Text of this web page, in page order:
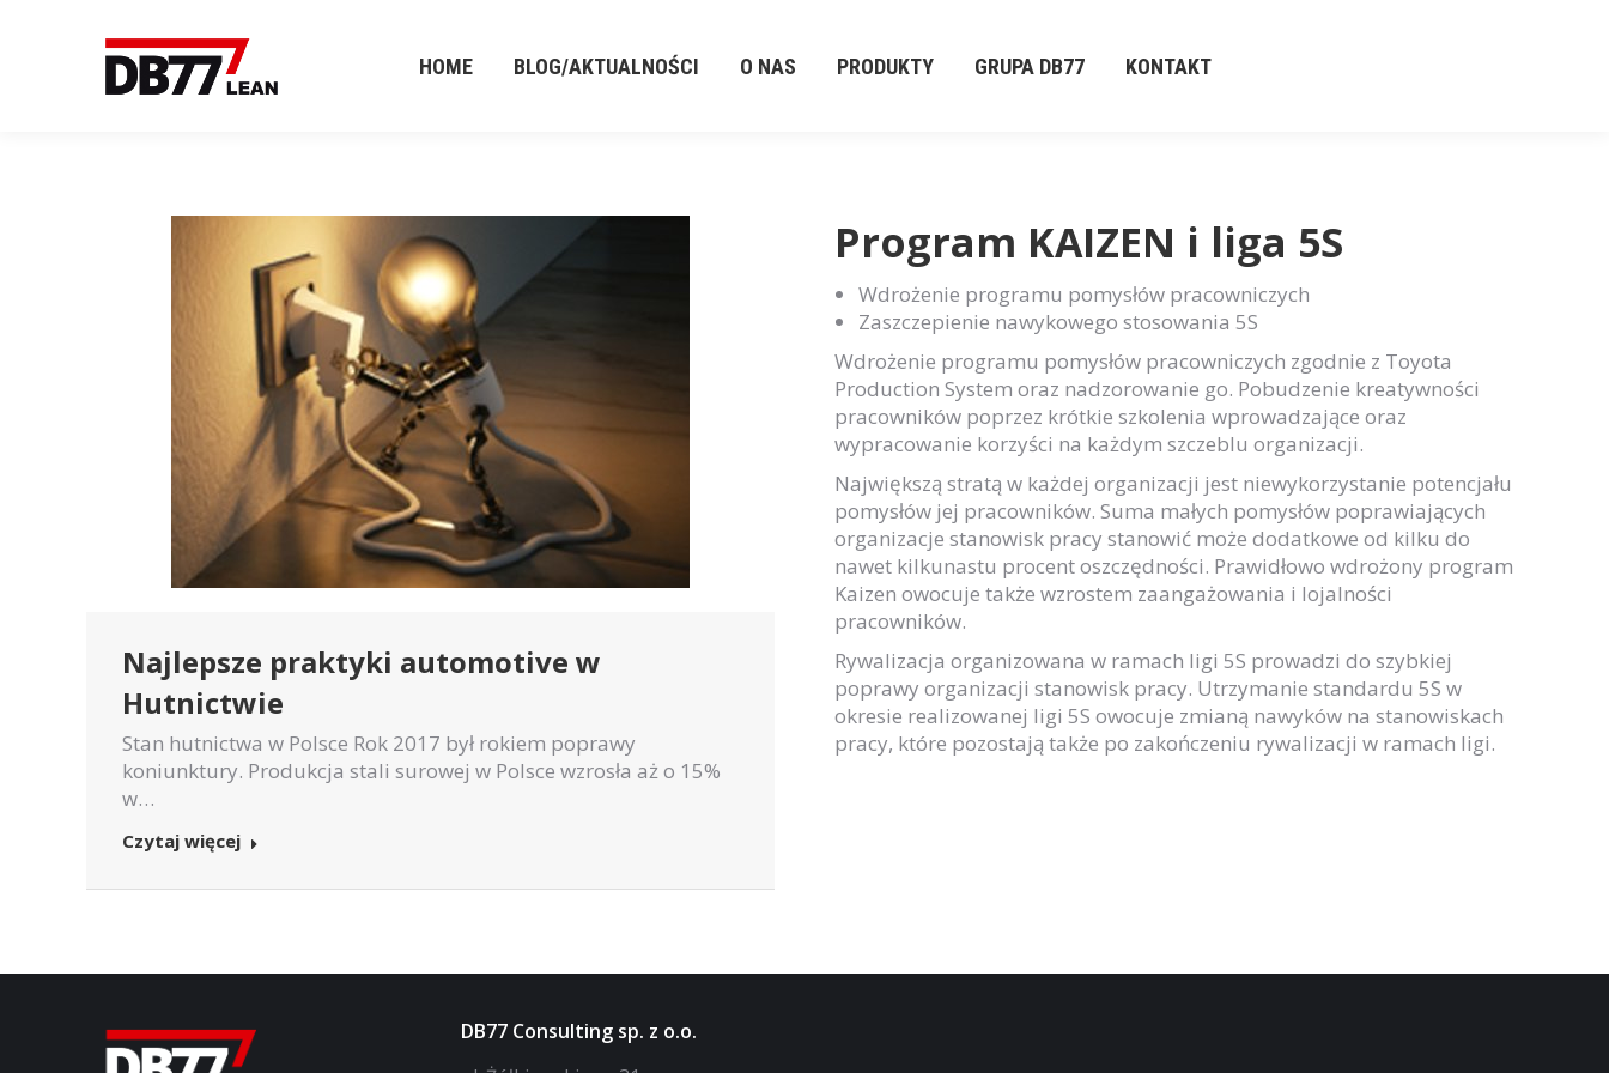
HOME BLOG/AKTUALNOŚCI O NAS PRODUKTY GRUPA DB77 KONTAKT
Najlepsze praktyki automotive w
Hutnictwie
Stan hutnictwa w Polsce Rok 2017 był rokiem poprawy
koniunktury. Produkcja stali surowej w Polsce wzrosła aż o 15%
w…
Czytaj więcej
Program KAIZEN i liga 5S
Wdrożenie programu pomysłów pracowniczych
Zaszczepienie nawykowego stosowania 5S
Wdrożenie programu pomysłów pracowniczych zgodnie z Toyota
Production System oraz nadzorowanie go. Pobudzenie kreatywności
pracowników poprzez krótkie szkolenia wprowadzające oraz
wypracowanie korzyści na każdym szczeblu organizacji.
Największą stratą w każdej organizacji jest niewykorzystanie potencjału
pomysłów jej pracowników. Suma małych pomysłów poprawiających
organizacje stanowisk pracy stanowić może dodatkowe od kilku do
nawet kilkunastu procent oszczędności. Prawidłowo wdrożony program
Kaizen owocuje także wzrostem zaangażowania i lojalności
pracowników.
Rywalizacja organizowana w ramach ligi 5S prowadzi do szybkiej
poprawy organizacji stanowisk pracy. Utrzymanie standardu 5S w
okresie realizowanej ligi 5S owocuje zmianą nawyków na stanowiskach
pracy, które pozostają także po zakończeniu rywalizacji w ramach ligi.
DB77 Consulting sp. z o.o.